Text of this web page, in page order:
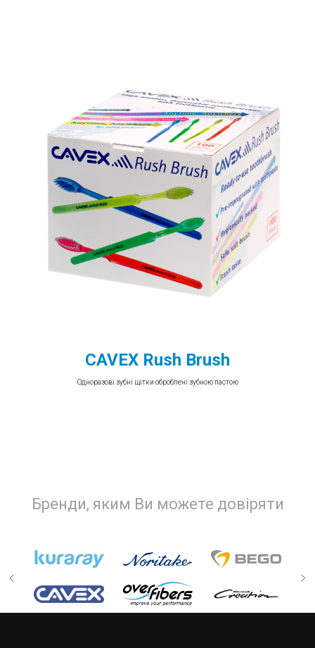
CAVEX Rush Brush
Одноразові зубні щітки оброблені зубною пастою
Бренди, яким Ви можете довіряти